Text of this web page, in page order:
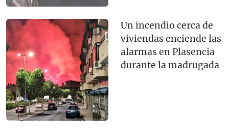
Un incendio cerca de
viviendas enciende las
alarmas en Plasencia
durante la madrugada